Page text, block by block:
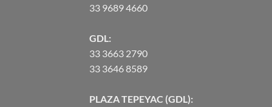
33 9689 4660
GDL:
33 3663 2790
33 3646 8589
PLAZA TEPEYAC (GDL):